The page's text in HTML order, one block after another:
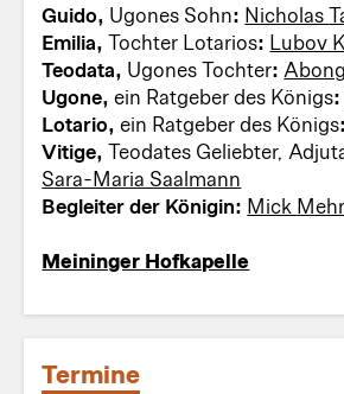
Guido, Ugones Sohn:
Emilia,Tochter Lotarios: Lubov
Teodata, Ugones Tochter:
Ugone,ein Ratgeber des Königs
Lotario,ein Ratgeber des Königs:
Vitige,Teodates Geliebter,
Sara-Maria Saalmann
Begleiter der Königin:
Mick
Meininger Hofkapelle
Termine